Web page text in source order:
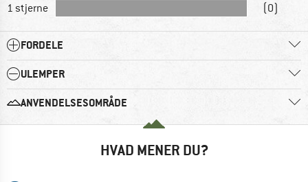
1 stjerne
(0)
FORDELE
ULEMPER
ANVENDELSESOMRÅDE
HVAD MENER DU?